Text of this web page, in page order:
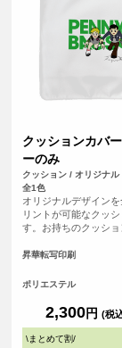
クッションカバ
ーのみ
クッション / オリジナル
全1色
オリジナルデザイン
リントが可能なクッ
す。お持ちのクッショ
の交換用カバーとして
印刷するのもおすすめ
昇華転写印刷
ポリエステル
2,300円 (税
\まとめて割/